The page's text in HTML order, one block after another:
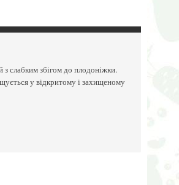
з слабким збігом до плодоніжки.
у відкритому і захищеному